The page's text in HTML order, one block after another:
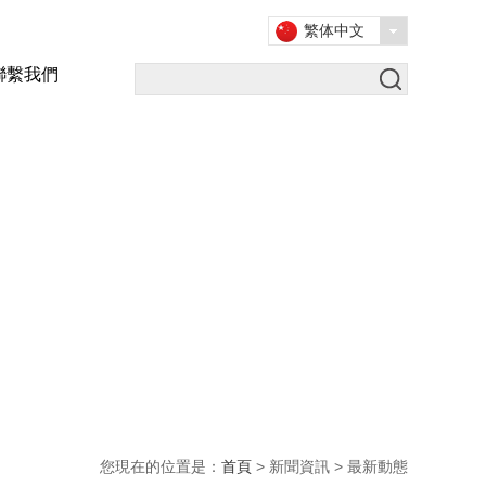
繫我們
繁体中文
您現在的位置是： 首頁 > 新聞資訊 > 最新動態